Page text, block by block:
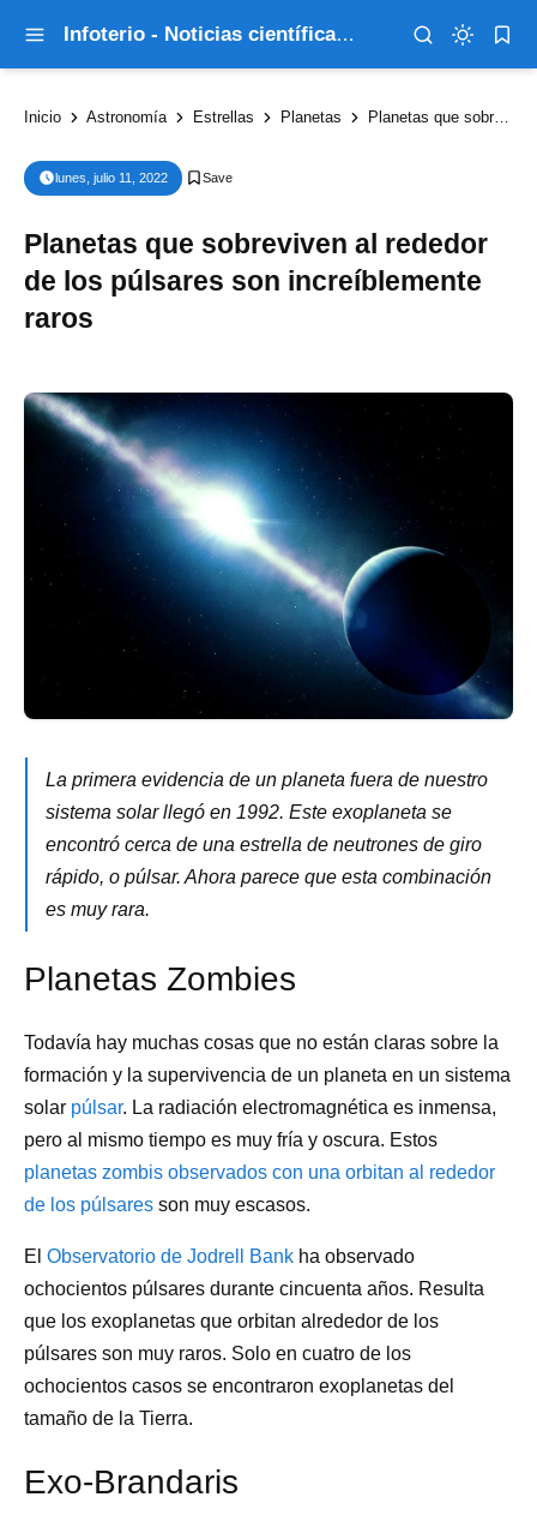
Infoterio - Noticias científicas que explican el mundo
Inicio Astronomía Estrellas Planetas Planetas que sobreviven al rededor de los púlsares son increíblemente raros
lunes, julio 11, 2022
Planetas que sobreviven al rededor
de los púlsares son increíblemente
raros
La primera evidencia de un planeta fuera de nuestro
sistema solar llegó en 1992. Este exoplaneta se
encontró cerca de una estrella de neutrones de giro
rápido, o púlsar. Ahora parece que esta combinación
es muy rara.
Planetas Zombies
Todavía hay muchas cosas que no están claras sobre la
formación y la supervivencia de un planeta en un sistema
solar púlsar. La radiación electromagnética es inmensa,
pero al mismo tiempo es muy fría y oscura. Estos
planetas zombis observados con una orbitan al rededor
de los púlsares son muy escasos.
El Observatorio de Jodrell Bank ha observado
ochocientos púlsares durante cincuenta años. Resulta
que los exoplanetas que orbitan alrededor de los
púlsares son muy raros. Solo en cuatro de los
ochocientos casos se encontraron exoplanetas del
tamaño de la Tierra.
Exo-Brandaris